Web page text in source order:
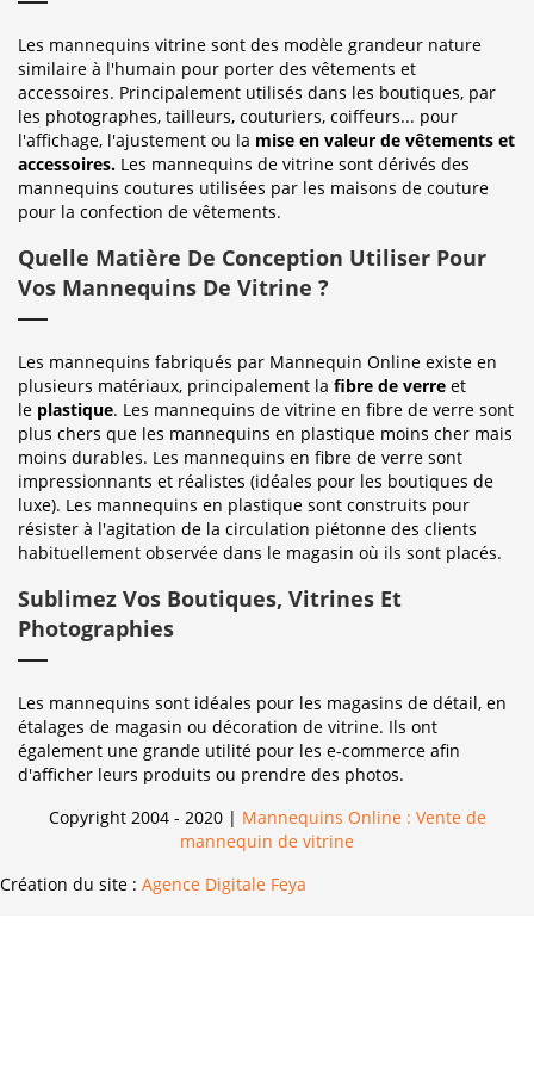
Les mannequins vitrine sont des modèle grandeur nature
similaire à l'humain pour porter des vêtements et
accessoires. Principalement utilisés dans les boutiques, par
les photographes, tailleurs, couturiers, coiffeurs... pour
l'affichage, l'ajustement ou la mise en valeur de vêtements et
accessoires. Les mannequins de vitrine sont dérivés des
mannequins coutures utilisées par les maisons de couture
pour la confection de vêtements.
Quelle Matière De Conception Utiliser Pour
Vos Mannequins De Vitrine ?
Les mannequins fabriqués par Mannequin Online existe en
plusieurs matériaux, principalement la fibre de verre et
le plastique. Les mannequins de vitrine en fibre de verre sont
plus chers que les mannequins en plastique moins cher mais
moins durables. Les mannequins en fibre de verre sont
impressionnants et réalistes (idéales pour les boutiques de
luxe). Les mannequins en plastique sont construits pour
résister à l'agitation de la circulation piétonne des clients
habituellement observée dans le magasin où ils sont placés.
Sublimez Vos Boutiques, Vitrines Et
Photographies
Les mannequins sont idéales pour les magasins de détail, en
étalages de magasin ou décoration de vitrine. Ils ont
également une grande utilité pour les e-commerce afin
d'afficher leurs produits ou prendre des photos.
Copyright 2004 - 2020 | Mannequins Online : Vente de
mannequin de vitrine
Création du site : Agence Digitale Feya